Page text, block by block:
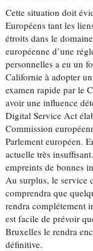
Cette situation doit
Européens tant les
étroits dans le
européenne d’une
personnelles a eu un
Californie à adopter
examen rapide par le
avoir une influence
Digital Service Act
Commission
Parlement européen.
actuelle très
empreints de bonnes
Au surplus, le service
comprendra que
rendra complétement
est facile de prévoir
Bruxelles le rendra
définitive.